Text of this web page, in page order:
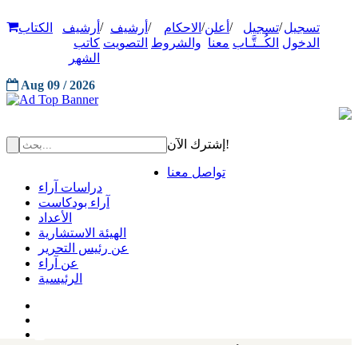
تسجيل
الدخول
/تسجيل
الكُــتَّـاب
/ أعلن
معنا
/ الاحكام
والشروط
/ أرشيف
التصويت
/ أرشيف
كاتب
الشهر
الكتاب
Aug 09 / 2026
إشترك الآن!
تواصل معنا
دراسات آراء
آراء بودكاست
الأعداد
الهيئة الاستشارية
عن رئيس التحرير
عن آراء
الرئيسية